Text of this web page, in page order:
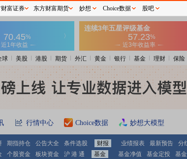
球 美股 港股 期货 外汇 黄金 银行 基金 理财 保险
行情中心 Choice数据 妙想大模型
期指持仓 公告大全 条件选股 财报 业绩报表 最新预告
分
个股资金 板块资金 沪 港 通 基金 基金净值 基金定投 基
富证券 东方财富期货 妙想 Choice数据 股吧